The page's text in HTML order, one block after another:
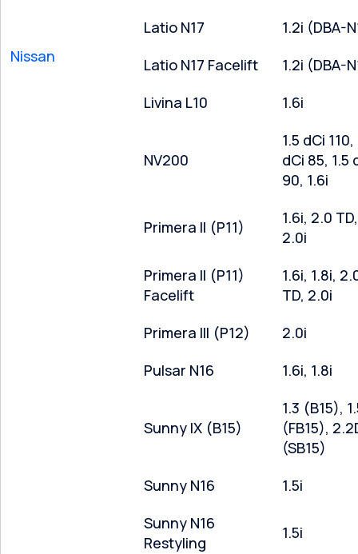
Nissan
Latio N17
1.2i (DBA-
Latio N17 Facelift
1.2i (DBA-
Livina L10
1.6i
NV200
1.5 dCi 110,
dCi 85, 1.5
90, 1.6i
Primera II (P11)
1.6i, 2.0 TD,
2.0i
Primera II (P11)
Facelift
1.6i, 1.8i,
TD, 2.0i
Primera III (P12)
2.0i
Pulsar N16
1.6i, 1.8i
Sunny IX (B15)
1.3 (B15),
(FB15),
(SB15)
Sunny N16
1.5i
Sunny N16
Restyling
1.5i